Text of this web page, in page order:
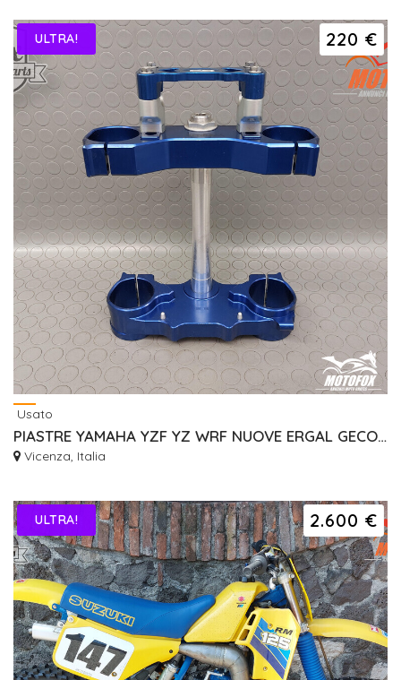
220 €
ULTRA!
Usato
PIASTRE YAMAHA YZF YZ WRF NUOVE ERGAL GECO RISER
Vicenza, Italia
2.600 €
ULTRA!